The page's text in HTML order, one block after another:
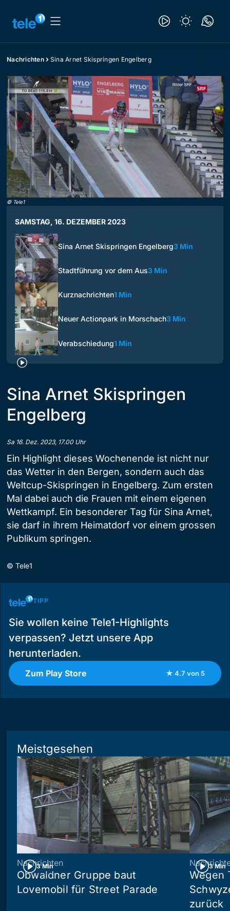
Nachrichten Sina Arnet Skispringen Engelberg
© Tele1
SAMSTAG, 16. DEZEMBER 2023
Sina Arnet Skispringen Engelberg3 Min
Stadtführung vor dem Aus3 Min
Kurznachrichten1 Min
Neuer Actionpark in Morschach3 Min
Verabschiedung1 Min
Sina Arnet Skispringen
Engelberg
Sa 16. Dez. 2023, 17.00 Uhr
Ein Highlight dieses Wochenende ist nicht nur
das Wetter in den Bergen, sondern auch das
Weltcup-Skispringen in Engelberg. Zum ersten
Mal dabei auch die Frauen mit einem eigenen
Wettkampf. Ein besonderer Tag für Sina Arnet,
sie darf in ihrem Heimatdorf vor einem grossen
Publikum springen.
© Tele1
TIPP
Sie wollen keine Tele1-Highlights
verpassen? Jetzt unsere App
herunterladen.
Zum Play Store ★ 4.7 von 5
Meistgesehen
3 Min
Nachrichten
Obwaldner Gruppe baut
Lovemobil für Street Parade
3 Min
Wegen
zurück